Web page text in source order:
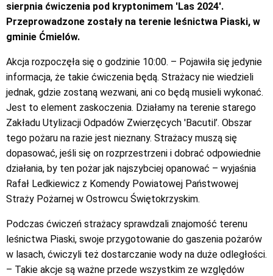
sierpnia ćwiczenia pod kryptonimem 'Las 2024′.
Przeprowadzone zostały na terenie leśnictwa Piaski, w
gminie Ćmielów.
Akcja rozpoczęła się o godzinie 10:00. – Pojawiła się jedynie
informacja, że takie ćwiczenia będą. Strażacy nie wiedzieli
jednak, gdzie zostaną wezwani, ani co będą musieli wykonać.
Jest to element zaskoczenia. Działamy na terenie starego
Zakładu Utylizacji Odpadów Zwierzęcych 'Bacutil’. Obszar
tego pożaru na razie jest nieznany. Strażacy muszą się
dopasować, jeśli się on rozprzestrzeni i dobrać odpowiednie
działania, by ten pożar jak najszybciej opanować – wyjaśnia
Rafał Ledkiewicz z Komendy Powiatowej Państwowej
Straży Pożarnej w Ostrowcu Świętokrzyskim.
Podczas ćwiczeń strażacy sprawdzali znajomość terenu
leśnictwa Piaski, swoje przygotowanie do gaszenia pożarów
w lasach, ćwiczyli też dostarczanie wody na duże odległości.
– Takie akcje są ważne przede wszystkim ze względów